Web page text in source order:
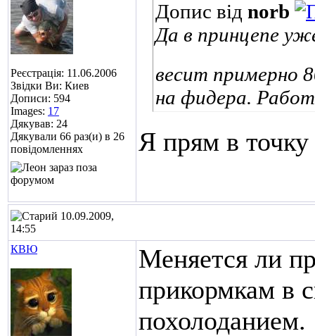
Реєстрація: 11.06.2006
Звідки Ви: Киев
Дописи: 594
Images: 17
Дякував: 24
Дякували 66 раз(и) в 26
повідомленнях
Допис від norb
Да в принцепе
весит примерно
на фидера.
Я прям в точку
10.09.2009,
14:55
КВЮ
Меняется ли
прикормкам в
похолоданием.